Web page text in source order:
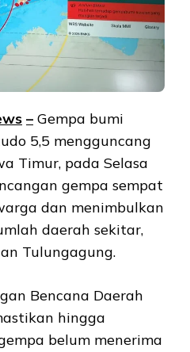
– Gempa bumi
5,5 mengguncang
Timur, pada Selasa
gempa sempat
dan menimbulkan
daerah sekitar,
Tulungagung.
Bencana Daerah
hingga
belum menerima